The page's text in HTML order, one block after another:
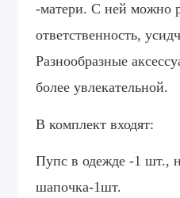
-матери. С ней можно
ответственность,
Разнообразные
более увлекательной.
В комплект входят:
Пупс в одежде -1 шт.,
шапочка-1шт.